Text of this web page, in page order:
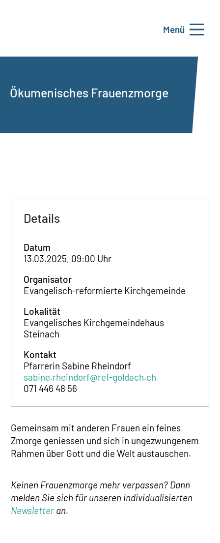
Menü
Ökumenisches Frauenzmorge
Details
Datum
13.03.2025, 09:00 Uhr
Organisator
Evangelisch-reformierte Kirchgemeinde
Lokalität
Evangelisches Kirchgemeindehaus
Steinach
Kontakt
Pfarrerin Sabine Rheindorf
sabine.rheindorf@ref-goldach.ch
071 446 48 56
Gemeinsam mit anderen Frauen ein feines
Zmorge geniessen und sich in ungezwungenem
Rahmen über Gott und die Welt austauschen.
Keinen Frauenzmorge mehr verpassen? Dann
melden Sie sich für unseren individualisierten
Newsletter an.